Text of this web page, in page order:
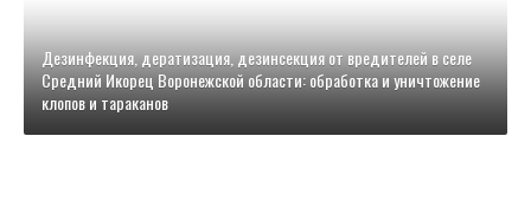
Дезинфекция, дератизация, дезинсекция от вредителей в селе
Средний Икорец Воронежской области: обработка и уничтожение
клопов и тараканов